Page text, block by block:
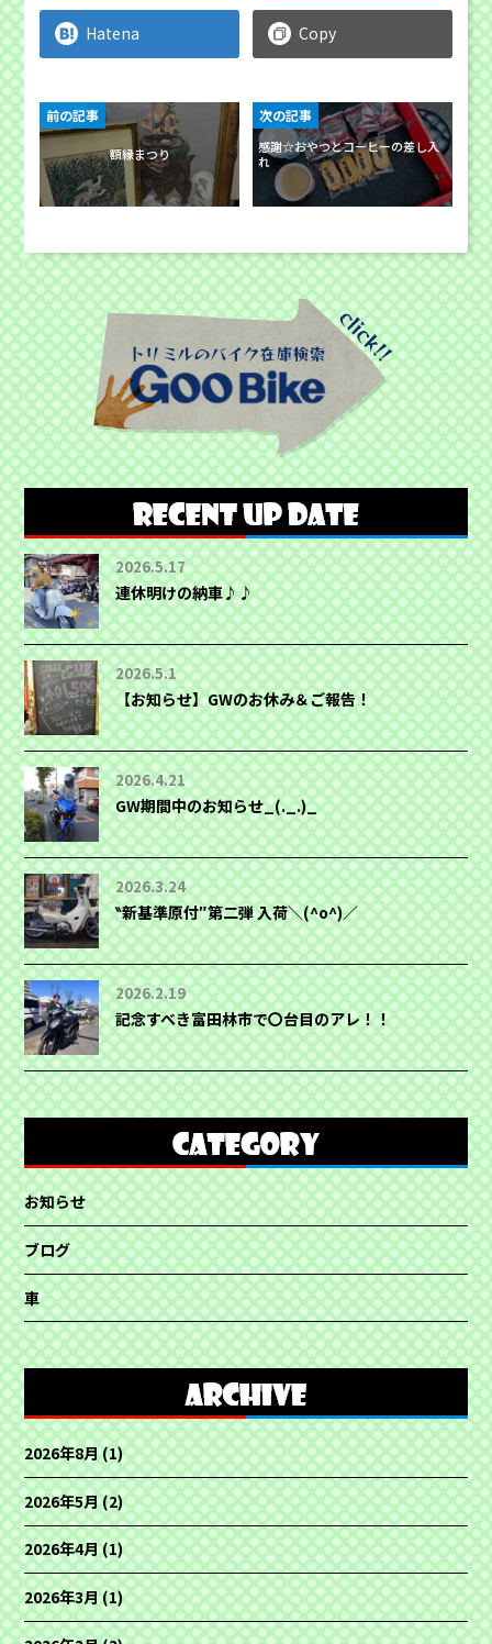
Hatena Copy
額縁まつり
前の記事
感謝☆おやつとコーヒーの差し入
れ
次の記事
2026.5.17
連休明けの納車♪♪
2026.5.1
【お知らせ】GWのお休み＆ご報告！
2026.4.21
GW期間中のお知らせ_(._.)_
2026.3.24
‶新基準原付″第二弾 入荷＼(^o^)／
2026.2.19
記念すべき富田林市で〇台目のアレ！！
お知らせ
ブログ
車
2026年8月(1)
2026年5月(2)
2026年4月(1)
2026年3月(1)